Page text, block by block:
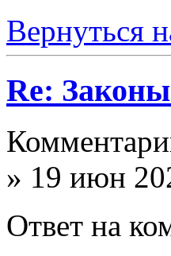
Вернуться
Re:
» 19 июн
Ответ на